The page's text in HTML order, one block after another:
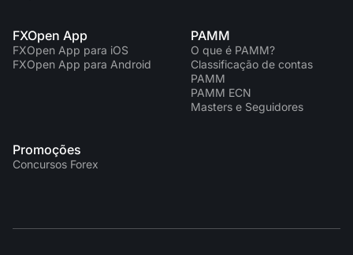
FXOpen App
FXOpen App para iOS
FXOpen App para Android
PAMM
O que é PAMM?
Classificação de contas
PAMM
PAMM ECN
Masters e Seguidores
Promoções
Concursos Forex